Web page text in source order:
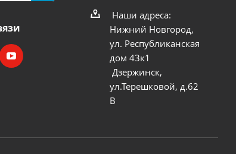
Наши адреса:
Нижний Новгород,
ул. Республиканская
дом 43к1
Дзержинск,
ул.Терешковой, д.62
В